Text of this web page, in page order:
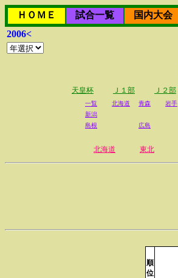
ＨＯＭＥ 試合一覧 国内大会
2006<
天皇杯 Ｊ１部 Ｊ２部
一覧 北海道 青森 岩手
新潟
島根
広島
北海道 東北
順
位